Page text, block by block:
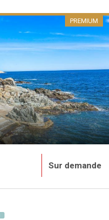
PREMIUM
Sur demande